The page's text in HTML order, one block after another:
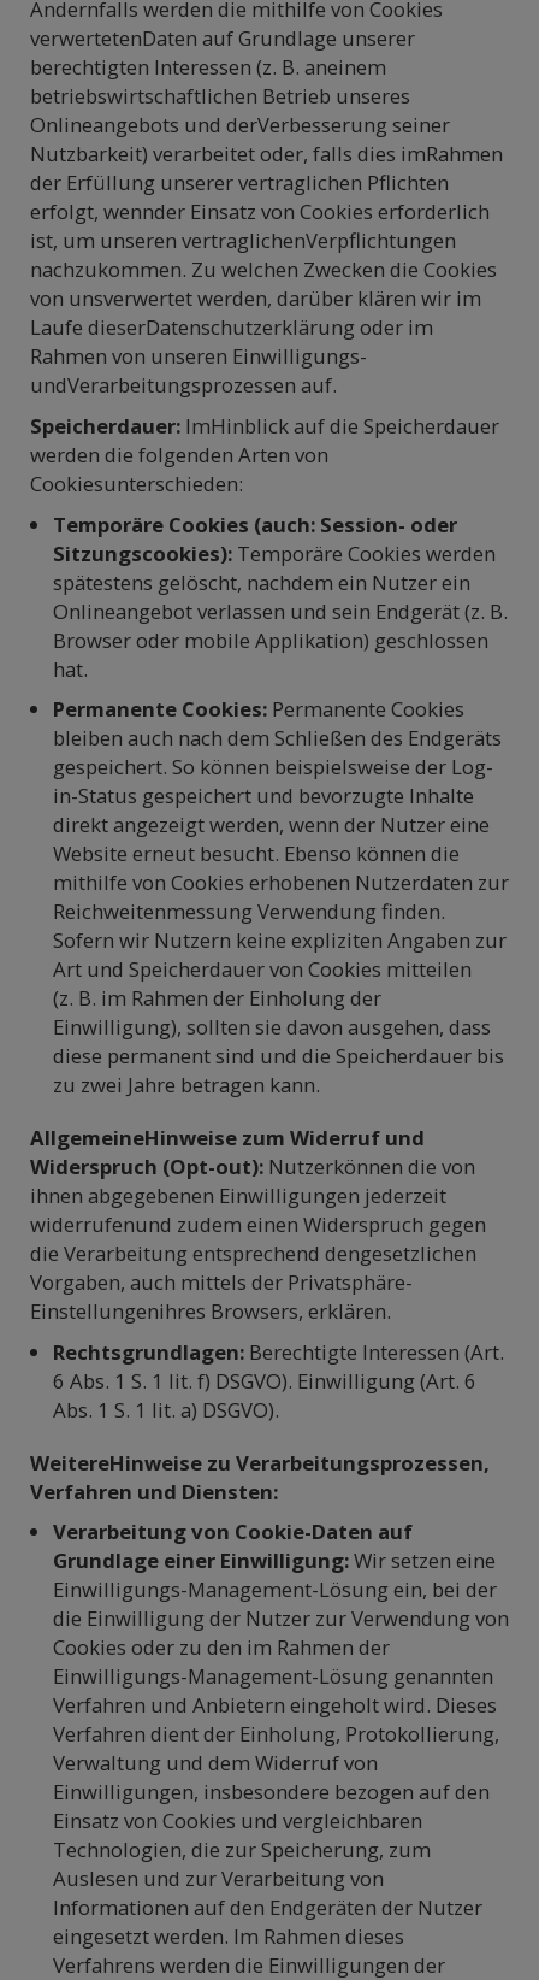
Andernfalls werden die mithilfe von Cookies
verwertetenDaten auf Grundlage unserer
berechtigten Interessen (z. B. aneinem
betriebswirtschaftlichen Betrieb unseres
Onlineangebots und derVerbesserung seiner
Nutzbarkeit) verarbeitet oder, falls dies imRahmen
der Erfüllung unserer vertraglichen Pflichten
erfolgt, wennder Einsatz von Cookies erforderlich
ist, um unseren vertraglichenVerpflichtungen
nachzukommen. Zu welchen Zwecken die Cookies
von unsverwertet werden, darüber klären wir im
Laufe dieserDatenschutzerklärung oder im
Rahmen von unseren Einwilligungs-
undVerarbeitungsprozessen auf.
Speicherdauer: ImHinblick auf die Speicherdauer
werden die folgenden Arten von
Cookiesunterschieden:
Temporäre Cookies (auch: Session- oder
Sitzungscookies): Temporäre Cookies werden
spätestens gelöscht, nachdem ein Nutzer ein
Onlineangebot verlassen und sein Endgerät (z. B.
Browser oder mobile Applikation) geschlossen
hat.
Permanente Cookies: Permanente Cookies
bleiben auch nach dem Schließen des Endgeräts
gespeichert. So können beispielsweise der Log-
in-Status gespeichert und bevorzugte Inhalte
direkt angezeigt werden, wenn der Nutzer eine
Website erneut besucht. Ebenso können die
mithilfe von Cookies erhobenen Nutzerdaten zur
Reichweitenmessung Verwendung finden.
Sofern wir Nutzern keine expliziten Angaben zur
Art und Speicherdauer von Cookies mitteilen
(z. B. im Rahmen der Einholung der
Einwilligung), sollten sie davon ausgehen, dass
diese permanent sind und die Speicherdauer bis
zu zwei Jahre betragen kann.
AllgemeineHinweise zum Widerruf und
Widerspruch (Opt-out): Nutzerkönnen die von
ihnen abgegebenen Einwilligungen jederzeit
widerrufenund zudem einen Widerspruch gegen
die Verarbeitung entsprechend dengesetzlichen
Vorgaben, auch mittels der Privatsphäre-
Einstellungenihres Browsers, erklären.
Rechtsgrundlagen: Berechtigte Interessen (Art.
6 Abs. 1 S. 1 lit. f) DSGVO). Einwilligung (Art. 6
Abs. 1 S. 1 lit. a) DSGVO).
WeitereHinweise zu Verarbeitungsprozessen,
Verfahren und Diensten:
Verarbeitung von Cookie-Daten auf
Grundlage einer Einwilligung:Wir setzen eine
Einwilligungs-Management-Lösung ein, bei der
die Einwilligung der Nutzer zur Verwendung von
Cookies oder zu den im Rahmen der
Einwilligungs-Management-Lösung genannten
Verfahren und Anbietern eingeholt wird. Dieses
Verfahren dient der Einholung, Protokollierung,
Verwaltung und dem Widerruf von
Einwilligungen, insbesondere bezogen auf den
Einsatz von Cookies und vergleichbaren
Technologien, die zur Speicherung, zum
Auslesen und zur Verarbeitung von
Informationen auf den Endgeräten der Nutzer
eingesetzt werden. Im Rahmen dieses
Verfahrens werden die Einwilligungen der